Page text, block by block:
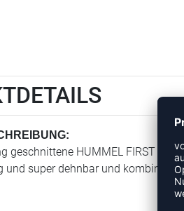
geschnittene HUMMEL FIRST
und super dehnbar und